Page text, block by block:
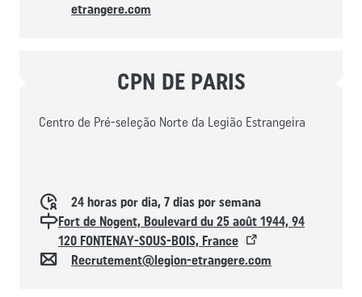
etrangere.com
CPN DE PARIS
Centro de Pré-seleção Norte da Legião Estrangeira
Horaires d'ouverture
24 horas por dia, 7 dias por semana
Localisation
Fort de Nogent, Boulevard du 25 août 1944, 94
120 FONTENAY-SOUS-BOIS, France
Contacto
Recrutement@legion-etrangere.com